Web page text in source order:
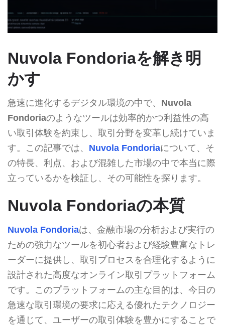
Nuvola Fondoriaを解き明
かす
急速に進化するデジタル環境の中で、 Nuvola
Fondoriaのようなツールは効率的かつ利益性の高
い取引体験を約束し、取引分野を変革し続けていま
す。この記事では、 Nuvola Fondoriaについて、そ
の特長、利点、および混雑した市場の中で本当に際
立っているかを検証し、その可能性を探ります。
Nuvola Fondoriaの本質
Nuvola Fondoriaは、金融市場の分析および実行の
ための強力なツールを初心者および経験豊富なトレ
ーダーに提供し、取引プロセスを合理化するように
設計された高度なオンライン取引プラットフォーム
です。このプラットフォームの主な目的は、今日の
急速な取引環境の要求に応える優れたテクノロジー
を通じて、ユーザーの取引体験を豊かにすることで